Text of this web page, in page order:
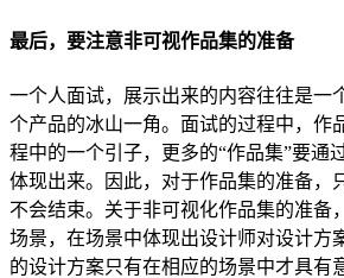
最后，要注意非可视作品集的准备
一个人面试，展示出来的内容往往是一
个产品的冰山一角。面试的过程中，作
程中的一个引子，更多的“作品集”要通
体现出来。因此，对于作品集的准备，
不会结束。关于非可视化作品集的准备
场景，在场景中体现出设计师对设计方
的设计方案只有在相应的场景中才具有